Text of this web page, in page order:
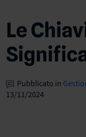
Le
Pubblicato in
13/11/2024